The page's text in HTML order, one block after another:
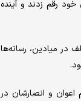
رقم زدند و آینده
در میادین، رسانه‌ها
و انصارشان در